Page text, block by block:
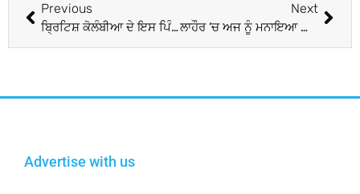
Previous
ਬ੍ਰਿਟਿਸ਼ ਕੋਲੰਬੀਆ ਦੇ ਇਸ ਪਿੰਡ ‘ਚ ਘਟੀ ਸਿੱਖਾਂ ਦੀ ਗਿਣਤੀ, ਬੰਦ ਕਰਨਾ ਪਿਆ ਗੁਰਦੁਆਰਾ ਸਾਹਿਬ
Next
ਲਾਹੌਰ ’ਚ ਅਜ ਨੂੰ ਮਨਾਇਆ ਜਾਵੇਗਾ ਸ਼ਹੀਦ ਭਗਤ ਸਿੰਘ ਦਾ 111ਵਾਂ ਜਨਮ ਦਿਨ
Advertise with us